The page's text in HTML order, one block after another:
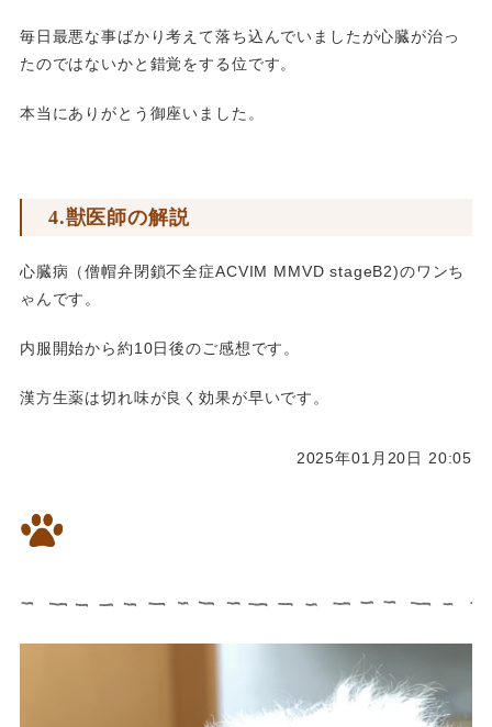
毎日最悪な事ばかり考えて落ち込んでいましたが心臓が治っ
たのではないかと錯覚をする位です。
本当にありがとう御座いました。
4.獣医師の解説
心臓病（僧帽弁閉鎖不全症ACVIM MMVD stageB2)のワンち
ゃんです。
内服開始から約10日後のご感想です。
漢方生薬は切れ味が良く効果が早いです。
2025年01月20日 20:05